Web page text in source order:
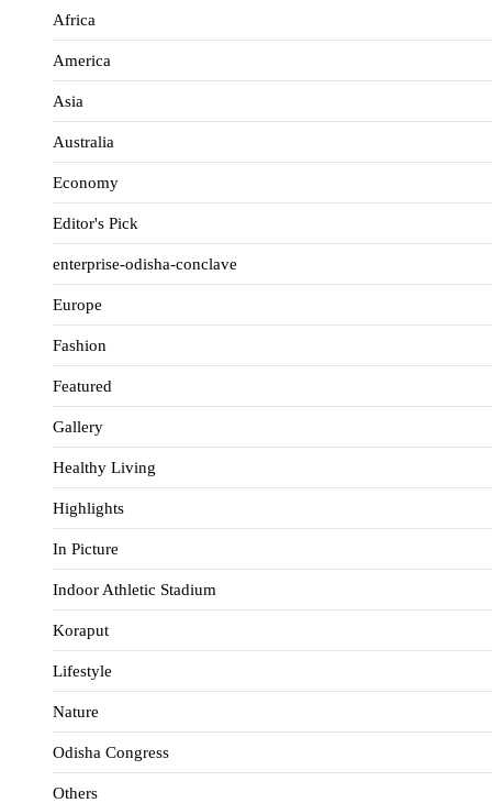
Africa
America
Asia
Australia
Economy
Editor's Pick
enterprise-odisha-conclave
Europe
Fashion
Featured
Gallery
Healthy Living
Highlights
In Picture
Indoor Athletic Stadium
Koraput
Lifestyle
Nature
Odisha Congress
Others